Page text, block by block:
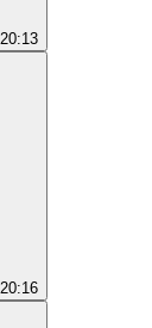
20:13
20:16